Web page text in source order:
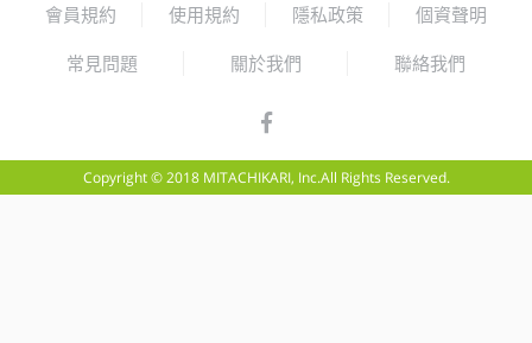
會員規約 使用規約 隱私政策 個資聲明
常見問題 關於我們 聯絡我們
Copyright © 2018 MITACHIKARI, Inc.All Rights Reserved.